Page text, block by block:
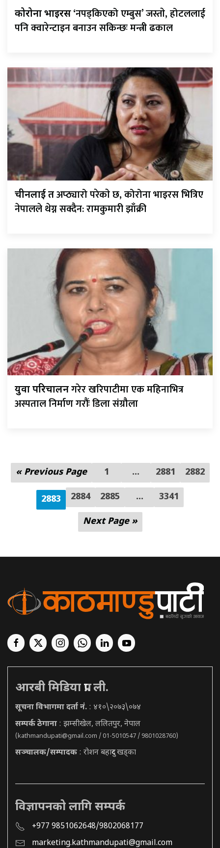
कोरोना भाइरस‘नपड्किएको एम्बुस’ जस्ताे, होटललाई
पनि क्वारेन्टाइन बनाउन सकिन्छः मन्त्री ढकाल
चीनलाई तअप्ठ्यारो परेकाे छ, कोरोना भाइरस भित्रिए
नेपालले थेग्न सक्दैन: रामकुमारी झाँक्री
युवा परिचालनगरेर खरिपाटीमा एक महिनाभित्र
अस्पताल निर्माण गरौंः डिला संग्रौला
« Previous Page 1 … 2881 2882
2883 2884 2885 ... 3341
Next Page »
आरबी मिडिया प्रा. ली.
सूचना विभागमा दर्ता नं. : ४१०\२०७३\०७४
सम्पर्क ठेगाना : झम्सीखेल, ललितपुर, नेपाल
(kathmandupati@gmail.com / 01-5010547 / 9801028760)
सञ्चालक/सम्पादक : रोशन बहादुर खड्का
विज्ञापनको लागि सम्पर्क
+977 9851062648/9802068177
marketing.kathmandupati@gmail.com